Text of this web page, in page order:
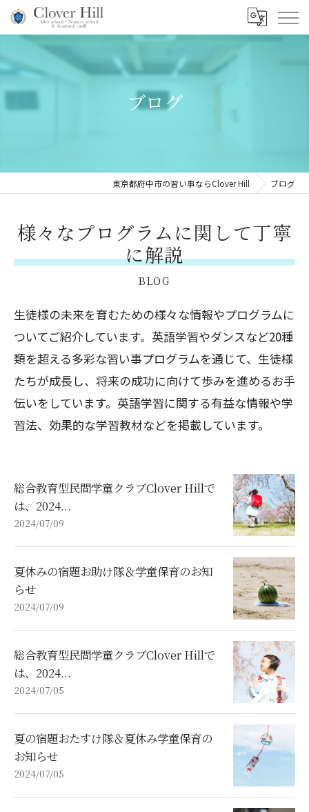
ブログ
東京都府中市の習い事ならClover Hill ブログ
様々なプログラムに関して丁寧
に解説
BLOG
生徒様の未来を育むための様々な情報やプログラムに
ついてご紹介しています。英語学習やダンスなど20種
類を超える多彩な習い事プログラムを通じて、生徒様
たちが成長し、将来の成功に向けて歩みを進めるお手
伝いをしています。英語学習に関する有益な情報や学
習法、効果的な学習教材などを掲載しています。
総合教育型民間学童クラブClover Hillで
は、2024...
2024/07/09
夏休みの宿題お助け隊＆学童保育のお知
らせ
2024/07/09
総合教育型民間学童クラブClover Hillで
は、2024...
2024/07/05
夏の宿題おたすけ隊＆夏休み学童保育の
お知らせ
2024/07/05